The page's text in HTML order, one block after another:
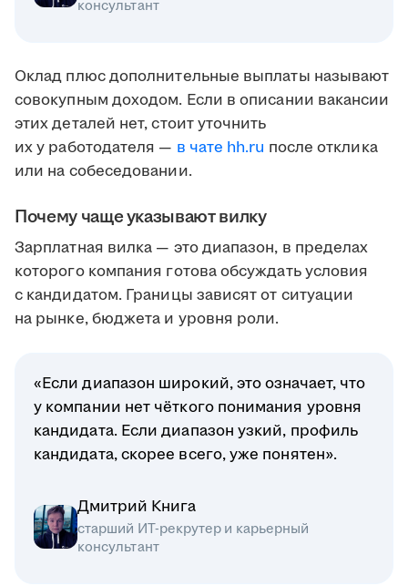
консультант
Оклад плюс дополнительные выплаты называют
совокупным доходом. Если в описании вакансии
этих деталей нет, стоит уточнить
их у работодателя — в чате hh.ru после отклика
или на собеседовании.
Почему чаще указывают вилку
Зарплатная вилка — это диапазон, в пределах
которого компания готова обсуждать условия
с кандидатом. Границы зависят от ситуации
на рынке, бюджета и уровня роли.
«Если диапазон широкий, это означает, что
у компании нет чёткого понимания уровня
кандидата. Если диапазон узкий, профиль
кандидата, скорее всего, уже понятен».
Дмитрий Книга
старший ИТ-рекрутер и карьерный
консультант